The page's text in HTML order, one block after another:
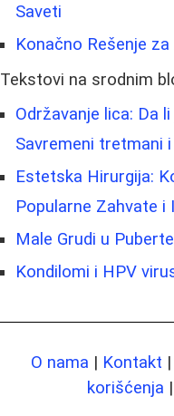
Saveti
Konačno Rešenje
Tekstovi na srodnim
Održavanje lica: Da
Savremeni tretmani
Estetska Hirurgija:
Popularne Zahvate i
Male Grudi u
Kondilomi i HPV
O nama | Kontakt |
korišćenja |